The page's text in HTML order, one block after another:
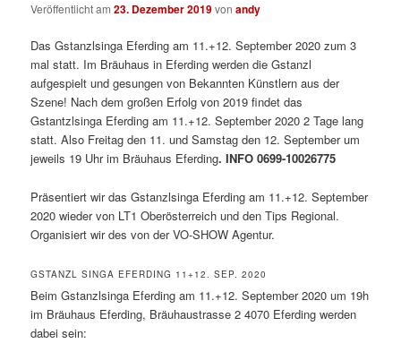
Veröffentlicht am23. Dezember 2019vonandy
Das Gstanzlsinga Eferding am 11.+12. September 2020 zum 3
mal statt. Im Bräuhaus in Eferding werden die Gstanzl
aufgespielt und gesungen von Bekannten Künstlern aus der
Szene! Nach dem großen Erfolg von 2019 findet das
Gstantzlsinga Eferding am 11.+12. September 2020 2 Tage lang
statt. Also Freitag den 11. und Samstag den 12. September um
jeweils 19 Uhr im Bräuhaus Eferding. INFO 0699-10026775
Präsentiert wir das Gstanzlsinga Eferding am 11.+12. September
2020 wieder von LT1 Oberösterreich und den Tips Regional.
Organisiert wir des von der VO-SHOW Agentur.
GSTANZL SINGA EFERDING 11+12. SEP. 2020
Beim Gstanzlsinga Eferding am 11.+12. September 2020 um 19h
im Bräuhaus Eferding, Bräuhaustrasse 2 4070 Eferding werden
dabei sein: